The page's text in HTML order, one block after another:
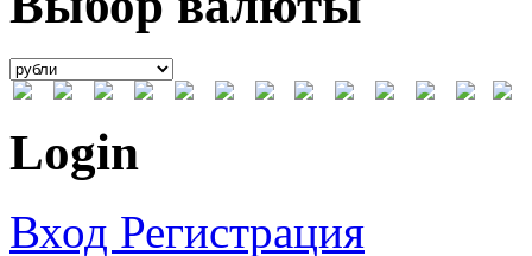
Login
Вход Регистрация